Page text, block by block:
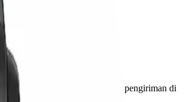
saat lonjakan kebutuhan pengiriman di